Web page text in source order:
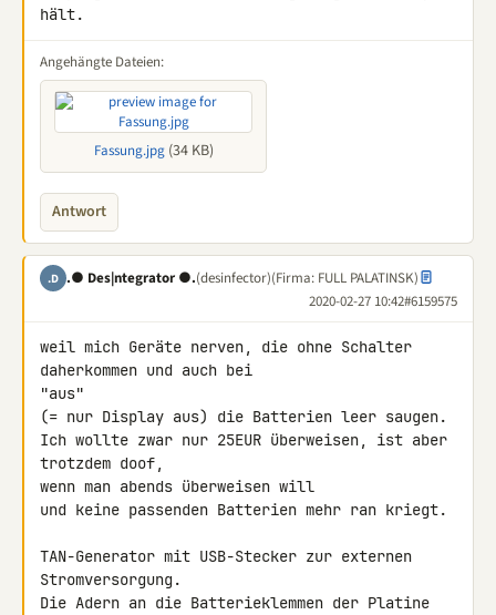
hält.
Angehängte Dateien:
Fassung.jpg(34 KB)
Antwort
.D .● Des|ntegrator ●.(desinfector)(Firma: FULL PALATINSK)
2020-02-27 10:42#6159575
weil mich Geräte nerven, die ohne Schalter
daherkommen und auch bei
"aus"
(= nur Display aus) die Batterien leer saugen.
Ich wollte zwar nur 25EUR überweisen, ist aber
trotzdem doof,
wenn man abends überweisen will
und keine passenden Batterien mehr ran kriegt.
TAN-Generator mit USB-Stecker zur externen
Stromversorgung.
Die Adern an die Batterieklemmen der Platine